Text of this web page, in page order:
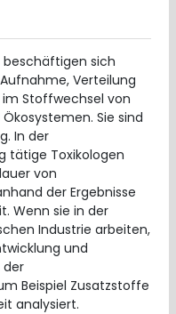
beschäftigen sich
Verteilung
Stoffwechsel von
Sie sind
In der
tätige Toxikologen
von
der Ergebnisse
Wenn sie in der
Industrie arbeiten,
und
der
Beispiel Zusatzstoffe
analysiert.